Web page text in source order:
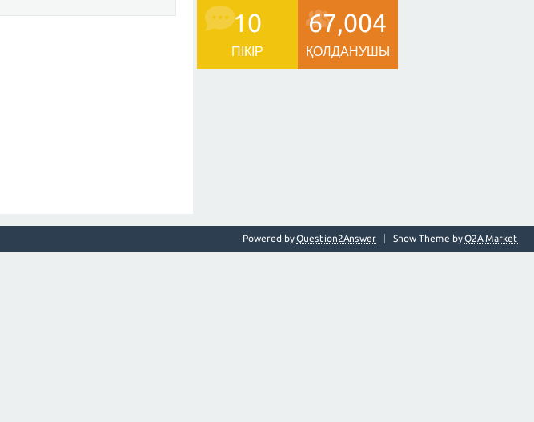
10
ПІКІР
67,004
ҚОЛДАНУШЫ
Snow Theme byQ2A Market
Powered byQuestion2Answer